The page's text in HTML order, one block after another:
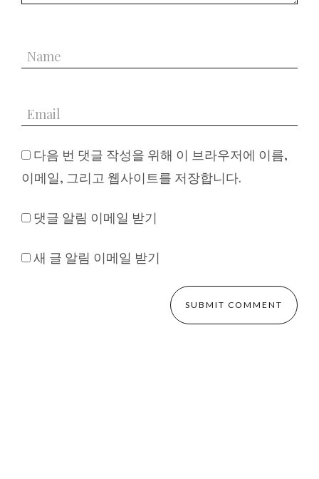
다음 번 댓글 작성을 위해 이 브라우저에 이름,
이메일, 그리고 웹사이트를 저장합니다.
댓글 알림 이메일 받기
새 글 알림 이메일 받기